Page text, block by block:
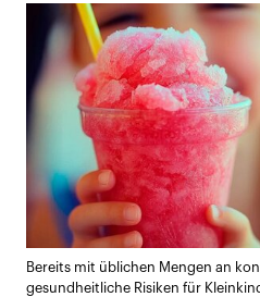
Bereits mit üblichen Mengen an
gesundheitliche Risiken für